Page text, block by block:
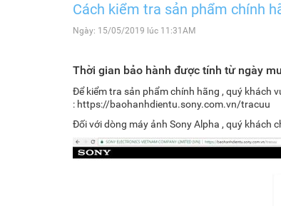
Cách kiểm tra sản phẩm chính
Ngày: 15/05/2019 lúc 11:31AM
Thời gian bảo hành được tính từ ngày
Để kiểm tra sản phẩm chính hãng , quý khách
: https://baohanhdientu.sony.com.vn/tracuu
Đối với dòng máy ảnh Sony Alpha , quý khách